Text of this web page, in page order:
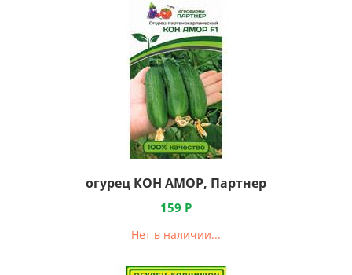
огурец КОН АМОР, Партнер
159 Р
Нет в наличии...